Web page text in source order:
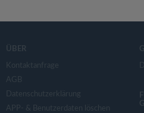
ÜBER
Kontaktanfrage
AGB
Datenschutzerklärung
APP- & Benutzerdaten löschen